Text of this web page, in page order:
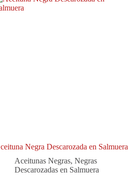
Negra Descarozada en Salmuera
Aceitunas Negras, Negras
Descarozadas en Salmuera